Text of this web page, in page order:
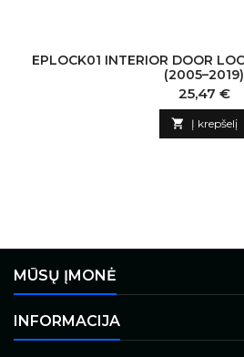
EPLOCK01 INTERIOR DOOR
(2005–2019)
Kaina
25,47 €
 Į krepšelį
MŪSŲ ĮMONĖ
INFORMACIJA